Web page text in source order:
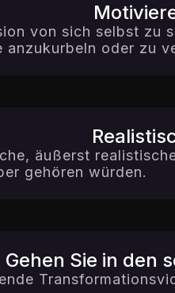
von sich selbst zu
anzukurbeln oder zu
äußerst
gehören würden.
Gehen Sie in den